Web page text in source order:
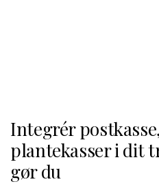
Integrér
plantekasser i dit
gør du